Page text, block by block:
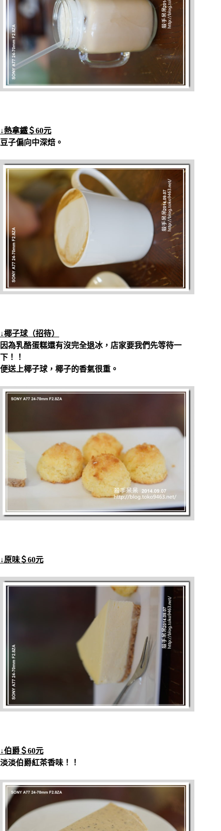
↓熱拿鐵＄60元
豆子偏向中深焙。
↓椰子球（招待）
因為乳酪蛋糕還有沒完全退冰，店家要我們先等待一
下！！
便送上椰子球，椰子的香氣很重。
↓原味＄60元
↓伯爵＄60元
淡淡伯爵紅茶香味！！